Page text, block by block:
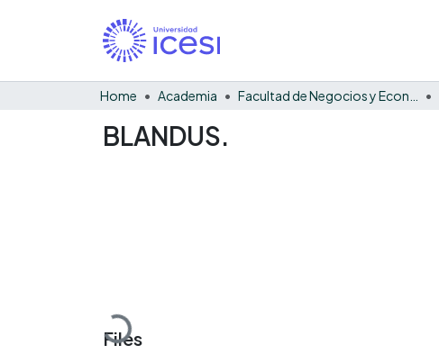
Home Academia
BLANDUS.
Loading...
Files